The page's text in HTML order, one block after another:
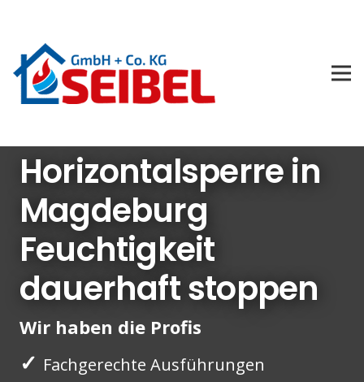
Horizontalsperre in
Magdeburg
Feuchtigkeit
dauerhaft stoppen
Wir haben die Profis
✓ Fachgerechte Ausführungen